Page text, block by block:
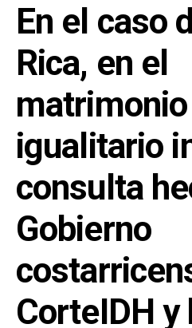
En el caso
Rica, en el
matrimonio
igualitario
consulta
Gobierno
CorteIDH y